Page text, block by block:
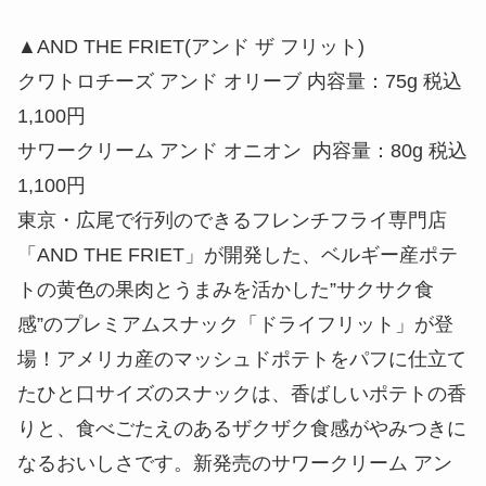
▲AND THE FRIET(アンド ザ フリット)
クワトロチーズ アンド オリーブ 内容量：75g 税込
1,100円
サワークリーム アンド オニオン 内容量：80g 税込
1,100円
東京・広尾で行列のできるフレンチフライ専門店
「AND THE FRIET」が開発した、ベルギー産ポテ
トの黄色の果肉とうまみを活かした”サクサク食
感”のプレミアムスナック「ドライフリット」が登
場！アメリカ産のマッシュドポテトをパフに仕立て
たひと口サイズのスナックは、香ばしいポテトの香
りと、食べごたえのあるザクザク食感がやみつきに
なるおいしさです。新発売のサワークリーム アン